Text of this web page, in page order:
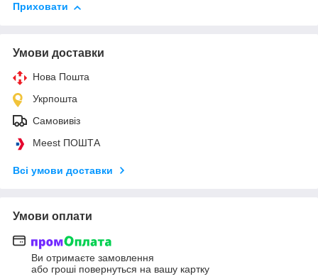
Приховати
Умови доставки
Нова Пошта
Укрпошта
Самовивіз
Meest ПОШТА
Всі умови доставки
Умови оплати
Ви отримаєте замовлення
або гроші повернуться на вашу картку